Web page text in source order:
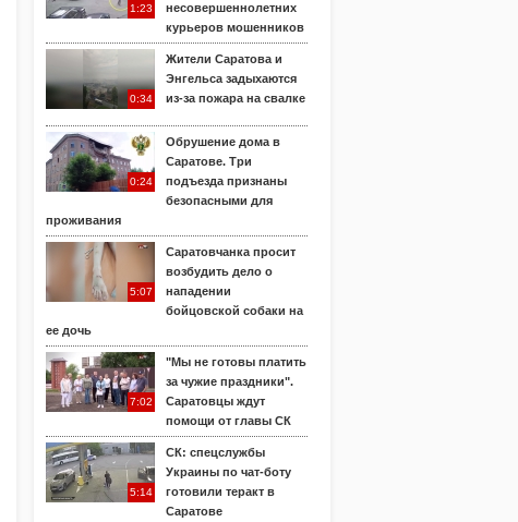
1:23
несовершеннолетних
курьеров мошенников
0:34
Жители Саратова и
Энгельса задыхаются
из-за пожара на свалке
0:24
Обрушение дома в
Саратове. Три
подъезда признаны
безопасными для
проживания
5:07
Саратовчанка просит
возбудить дело о
нападении
бойцовской собаки на
ее дочь
7:02
"Мы не готовы платить
за чужие праздники".
Саратовцы ждут
помощи от главы СК
5:14
СК: спецслужбы
Украины по чат-боту
готовили теракт в
Саратове